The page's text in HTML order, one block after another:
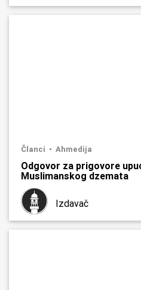
Članci Ahmedija
Odgovor za prigovore
Muslimanskog dzemata
Izdavač